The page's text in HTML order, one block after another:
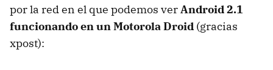
por la red en el que podemos verAndroid 2.1
funcionando en un Motorola Droid (gracias
xpost):